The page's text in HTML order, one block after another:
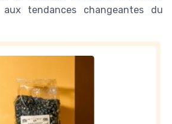
tendances changeantes du